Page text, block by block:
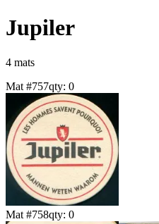
Jupiler
4 mats
Mat #757qty: 0
Mat #758qty: 0